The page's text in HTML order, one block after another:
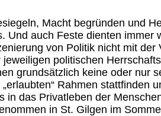
Macht begründen und
Und auch Feste dienten immer
von Politik nicht mit der
politischen
grundsätzlich keine oder nur
Rahmen stattfinden
in das Privatleben der
in St. Gilgen im